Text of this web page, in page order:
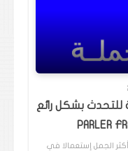
الفرنسية - 150 جملة للتحدث بشكل رائع
أكثر الجمل إستعمالا في